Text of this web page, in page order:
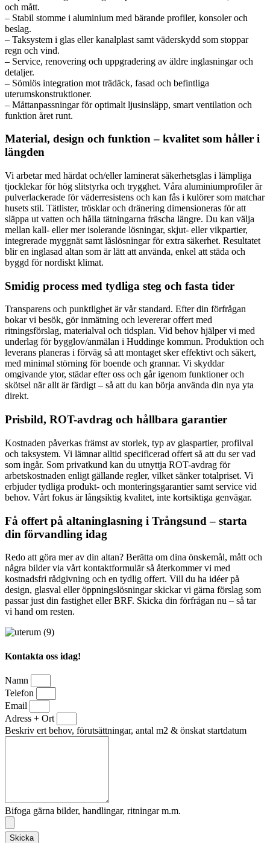
och mått.
– Stabil stomme i aluminium med bärande profiler, konsoler och
beslag.
– Taksystem i glas eller kanalplast samt väderskydd som stoppar
regn och vind.
– Service, renovering och uppgradering av äldre inglasningar och
detaljer.
– Sömlös integration mot trädäck, fasad och befintliga
uterumskonstruktioner.
– Måttanpassningar för optimalt ljusinsläpp, smart ventilation och
funktion året runt.
Material, design och funktion – kvalitet som håller i
längden
Vi arbetar med härdat och/eller laminerat säkerhetsglas i lämpliga
tjocklekar för hög slitstyrka och trygghet. Våra aluminiumprofiler är
pulverlackerade för väderresistens och kan fås i kulörer som matchar
husets stil. Tätlister, trösklar och dränering dimensioneras för att
släppa ut vatten och hålla tätningarna fräscha längre. Du kan välja
mellan kall- eller mer isolerande lösningar, skjut- eller vikpartier,
integrerade myggnät samt låslösningar för extra säkerhet. Resultatet
blir en inglasad altan som är lätt att använda, enkel att städa och
byggd för nordiskt klimat.
Smidig process med tydliga steg och fasta tider
Transparens och punktlighet är vår standard. Efter din förfrågan
bokar vi besök, gör inmätning och levererar offert med
ritningsförslag, materialval och tidsplan. Vid behov hjälper vi med
underlag för bygglov/anmälan i Huddinge kommun. Produktion och
leverans planeras i förväg så att montaget sker effektivt och säkert,
med minimal störning för boende och grannar. Vi skyddar
omgivande ytor, städar efter oss och går igenom funktioner och
skötsel när allt är färdigt – så att du kan börja använda din nya yta
direkt.
Prisbild, ROT-avdrag och hållbara garantier
Kostnaden påverkas främst av storlek, typ av glaspartier, profilval
och taksystem. Vi lämnar alltid specificerad offert så att du ser vad
som ingår. Som privatkund kan du utnyttja ROT-avdrag för
arbetskostnaden enligt gällande regler, vilket sänker totalpriset. Vi
erbjuder tydliga produkt- och monteringsgarantier samt service vid
behov. Vårt fokus är långsiktig kvalitet, inte kortsiktiga genvägar.
Få offert på altaninglasning i Trångsund – starta
din förvandling idag
Redo att göra mer av din altan? Berätta om dina önskemål, mått och
några bilder via vårt kontaktformulär så återkommer vi med
kostnadsfri rådgivning och en tydlig offert. Vill du ha idéer på
design, glasval eller öppningslösningar skickar vi gärna förslag som
passar just din fastighet eller BRF. Skicka din förfrågan nu – så tar
vi hand om resten.
Kontakta oss idag!
Namn
Telefon
Email
Adress + Ort
Beskriv ert behov, förutsättningar, antal m2 & önskat startdatum
Bifoga gärna bilder, handlingar, ritningar m.m.
Skicka